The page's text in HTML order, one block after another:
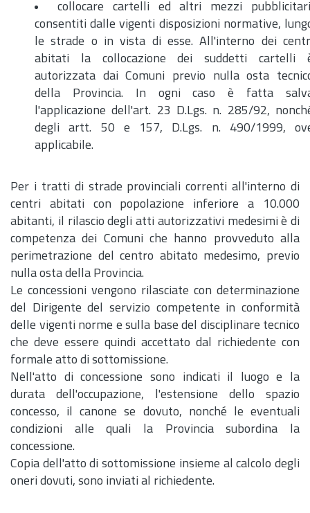
collocare cartelli ed altri mezzi
consentiti dalle vigenti disposizioni normative,
le strade o in vista di esse. All'interno dei
abitati la collocazione dei suddetti cartelli
autorizzata dai Comuni previo nulla osta
della Provincia. In ogni caso è fatta
l'applicazione dell'art. 23 D.Lgs. n. 285/92,
degliartt. 50 e 157, D.Lgs. n. 490/1999,
applicabile.
Per i tratti di strade provinciali correnti all'interno di
centri abitati con popolazione inferiore a 10.000
abitanti, il rilascio degli atti autorizzativi medesimi è di
competenza dei Comuni che hanno provveduto alla
perimetrazione del centro abitato medesimo, previo
nulla osta della Provincia.
Le concessioni vengono rilasciate con determinazione
del Dirigente del servizio competente in conformità
delle vigenti norme e sulla base del disciplinare tecnico
che deve essere quindi accettato dal richiedente con
formale atto di sottomissione.
Nell'atto di concessione sono indicati il luogo e la
durata dell'occupazione, l'estensione dello spazio
concesso, il canone se dovuto, nonché le eventuali
condizioni alle quali la Provincia subordina la
concessione.
Copia dell'atto di sottomissione insieme al calcolo degli
oneri dovuti, sono inviati al richiedente.